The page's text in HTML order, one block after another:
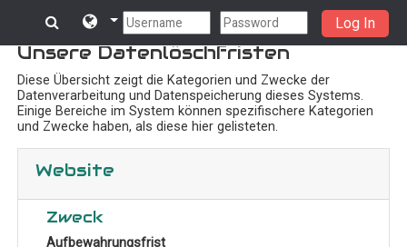
Zum Hauptinhalt
Log In
Unsere Datenlöschfristen
Diese Übersicht zeigt die Kategorien und Zwecke der
Datenverarbeitung und Datenspeicherung dieses Systems.
Einige Bereiche im System können spezifischere Kategorien
und Zwecke haben, als diese hier gelisteten.
Website
Zweck
Aufbewahrungsfrist